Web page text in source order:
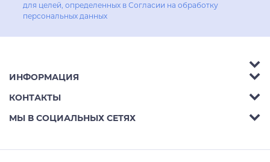
для целей, определенных в Согласии на обработку
персональных данных
Аксессуары
Гостиные
Кухни
Кабинеты
ИНФОРМАЦИЯ
Акции
Доставка
КОНТАКТЫ
Телефон: 8 (800) 302-42-39
МЫ В СОЦИАЛЬНЫХ СЕТЯХ